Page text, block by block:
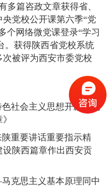
多篇咨政文章获得省、
党校公开课第六季“党
个网络微党课登录“学习
。获得陕西省党校系统
被评为西安市委党校
社会主义思想开辟马克
重要讲话重要指示精
陕西篇章作出西安贡
克思主义基本原理同中